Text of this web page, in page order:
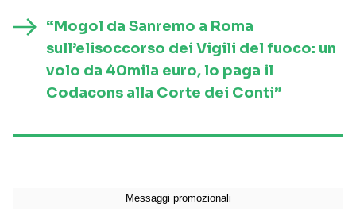
“Mogol da Sanremo a Roma
sull’elisoccorso dei Vigili del fuoco: un
volo da 40mila euro, lo paga il
Codacons alla Corte dei Conti”